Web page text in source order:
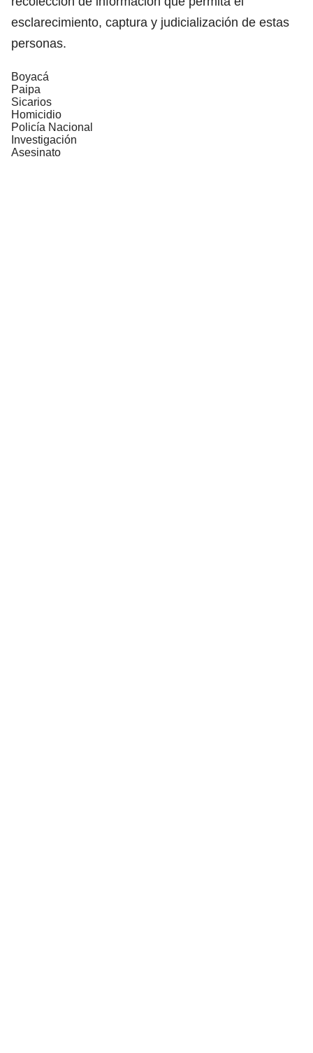
esclarecimiento, captura y judicialización de estas
personas.
Boyacá
Paipa
Sicarios
Homicidio
Policía Nacional
Investigación
Asesinato